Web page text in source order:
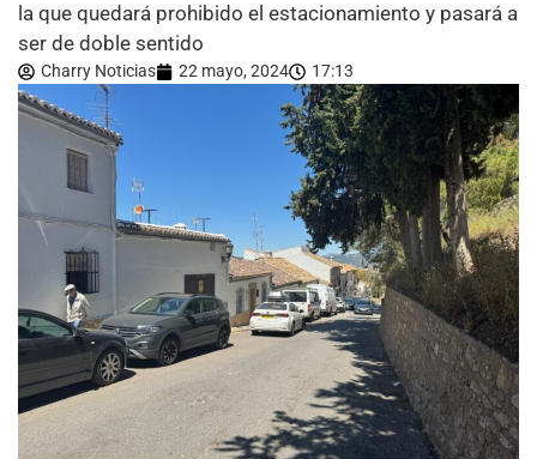
la que quedará prohibido el estacionamiento y pasará a
ser de doble sentido
Charry Noticias 22 mayo, 2024 17:13